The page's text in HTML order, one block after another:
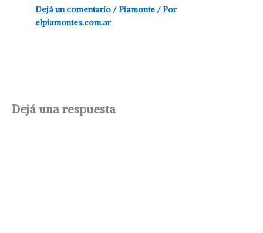
Dejá un comentario /Piamonte / Por
elpiamontes.com.ar
Dejá una respuesta